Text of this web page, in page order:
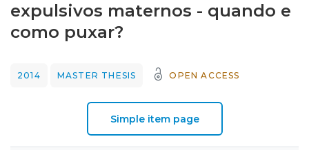
Statistics
expulsivos maternos - quando e
como puxar?
2014 MASTER THESIS OPEN ACCESS
Simple item page